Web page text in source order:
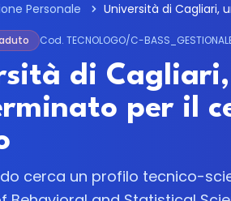
Personale
Cod. TECNOLOGO/C-
di
per il
cerca un profilo tecnico-